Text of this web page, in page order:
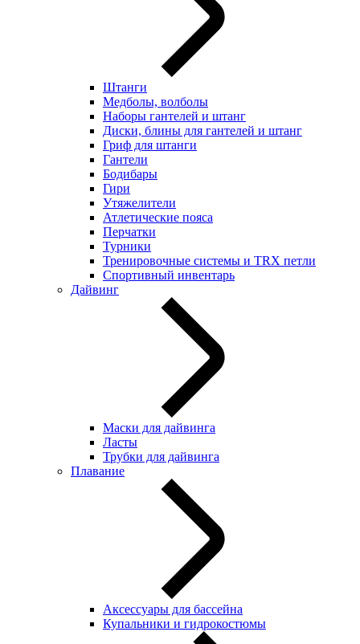
Штанги
Медболы, волболы
Наборы гантелей и штанг
Диски, блины для гантелей и штанг
Гриф для штанги
Гантели
Бодибары
Гири
Утяжелители
Атлетические пояса
Перчатки
Турники
Тренировочные системы и TRX петли
Спортивный инвентарь
Дайвинг
Маски для дайвинга
Ласты
Трубки для дайвинга
Плавание
Аксессуары для бассейна
Купальники и гидрокостюмы